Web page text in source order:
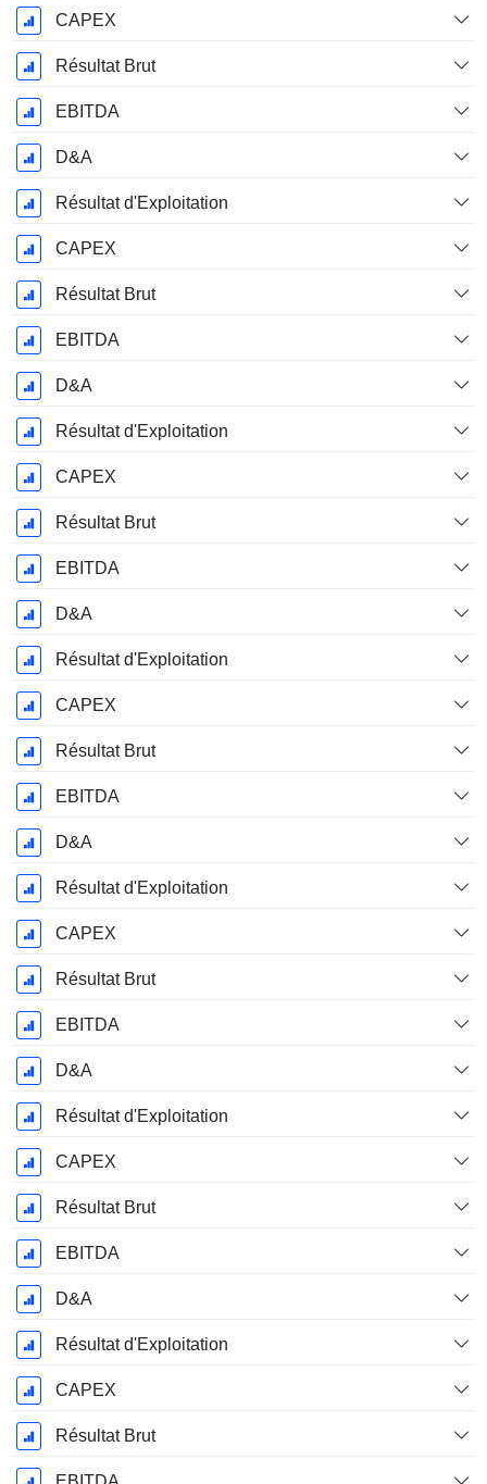
CAPEX
Résultat Brut
EBITDA
D&A
Résultat d'Exploitation
CAPEX
Résultat Brut
EBITDA
D&A
Résultat d'Exploitation
CAPEX
Résultat Brut
EBITDA
D&A
Résultat d'Exploitation
CAPEX
Résultat Brut
EBITDA
D&A
Résultat d'Exploitation
CAPEX
Résultat Brut
EBITDA
D&A
Résultat d'Exploitation
CAPEX
Résultat Brut
EBITDA
D&A
Résultat d'Exploitation
CAPEX
Résultat Brut